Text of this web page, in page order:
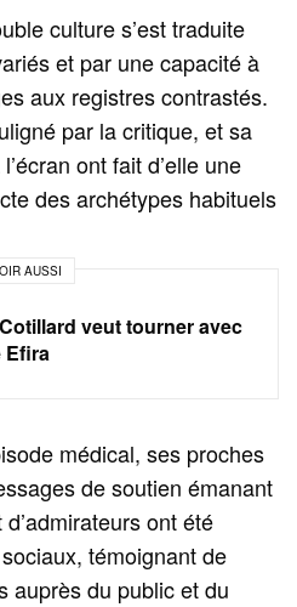
culture s’est traduite
et par une capacité à
aux registres contrastés.
par la critique, et sa
ont fait d’elle une
des archétypes habituels
AUSSI
veut tourner avec
Efira
médical, ses proches
de soutien émanant
ont été
témoignant de
auprès du public et du